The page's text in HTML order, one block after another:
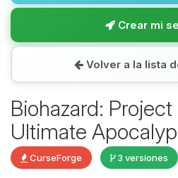
Crear mi
Volver a la lista
Biohazard:
Ultimate
CurseForge 3 versiones